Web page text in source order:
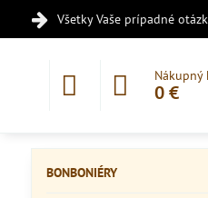
Všetky Vaše prípadné
Nákupný
0 €
BONBONIÉRY